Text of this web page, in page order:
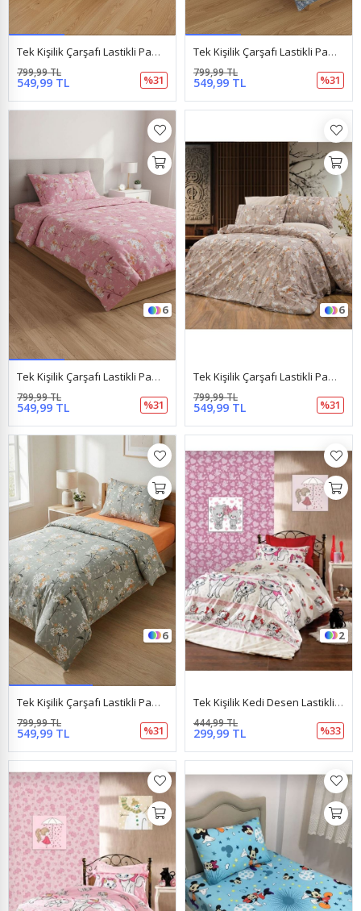
Tek Kişilik Çarşafı Lastikli Pamuklu Ranforce Kumaş Nevresim Takımı Papatya Lila
549,99 TL
799,99 TL
%31
Tek Kişilik Çarşafı Lastikli Pamuklu Ranforce Kumaş Nevresim Takımı Papatya Mavi
549,99 TL
799,99 TL
%31
6
Tek Kişilik Çarşafı Lastikli Pamuklu Ranforce Kumaş Nevresim Takımı Papatya Pembe
549,99 TL
799,99 TL
%31
6
Tek Kişilik Çarşafı Lastikli Pamuklu Ranforce Kumaş Nevresim Takımı Papatya Somon
549,99 TL
799,99 TL
%31
6
Tek Kişilik Çarşafı Lastikli Pamuklu Ranforce Kumaş Nevresim Takımı Papatya Yeşil
549,99 TL
799,99 TL
%31
2
Tek Kişilik Kedi Desen Lastikli Çarşaf + 1 Adet Yastık Kılıfı Kırmızı
299,99 TL
444,99 TL
%33